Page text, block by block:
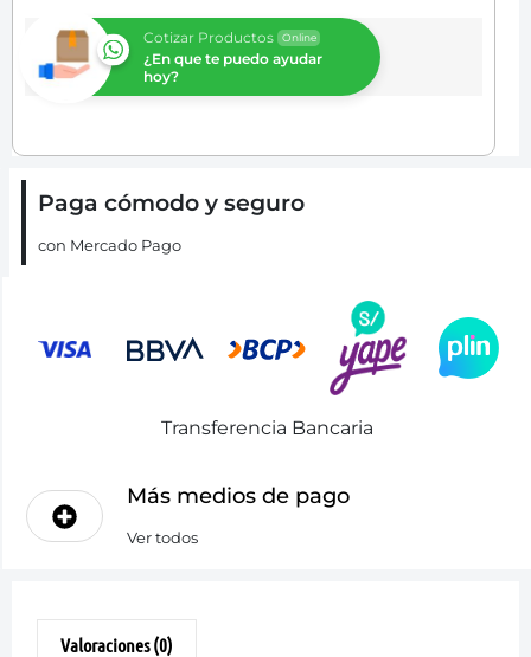
Cotizar Productos Online
¿En que te puedo ayudar
hoy?
Paga cómodo y seguro
con Mercado Pago
Transferencia Bancaria
Más medios de pago
Ver todos
Valoraciones (0)